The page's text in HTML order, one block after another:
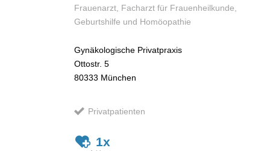
Frauenarzt, Facharzt für Frauenheilkunde,
Geburtshilfe und Homöopathie
Gynäkologische Privatpraxis
Ottostr. 5
80333 München
Privatpatienten
1x